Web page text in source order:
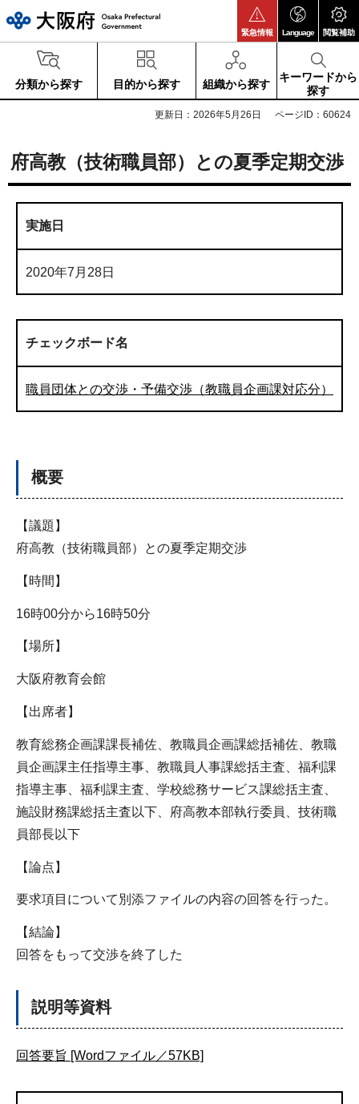
緊急情報 Language 閲覧補助
分類から探す 目的から探す 組織から探す
キーワードから
探す
更新日：2026年5月26日 ページID：60624
府高教（技術職員部）との夏季定期交渉
実施日
2020年7月28日
チェックボード名
職員団体との交渉・予備交渉（教職員企画課対応分）
概要
【議題】
府高教（技術職員部）との夏季定期交渉
【時間】
16時00分から16時50分
【場所】
大阪府教育会館
【出席者】
教育総務企画課課長補佐、教職員企画課総括補佐、教職
員企画課主任指導主事、教職員人事課総括主査、福利課
指導主事、福利課主査、学校総務サービス課総括主査、
施設財務課総括主査以下、府高教本部執行委員、技術職
員部長以下
【論点】
要求項目について別添ファイルの内容の回答を行った。
【結論】
回答をもって交渉を終了した
説明等資料
回答要旨 [Wordファイル／57KB]